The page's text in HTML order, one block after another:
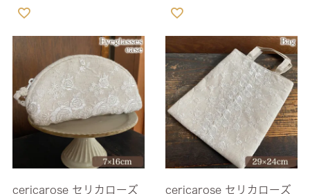
cericarose セリカローズ
cericarose セリカローズ